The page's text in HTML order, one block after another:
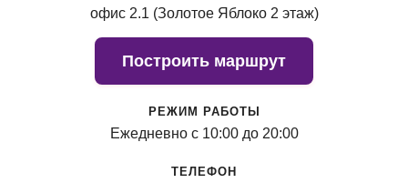
офис 2.1 (Золотое Яблоко 2 этаж)
Построить маршрут
РЕЖИМ РАБОТЫ
Ежедневно с 10:00 до 20:00
ТЕЛЕФОН